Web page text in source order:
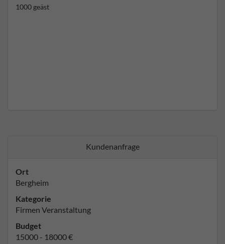
1000 geäst
Kundenanfrage
Ort
Bergheim
Kategorie
Firmen Veranstaltung
Budget
15000 - 18000 €